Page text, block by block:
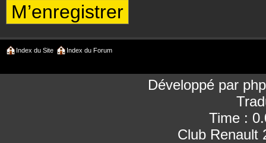
M’enregistrer
Index du Site Index du Forum
Développé par
Time :
Club Renault